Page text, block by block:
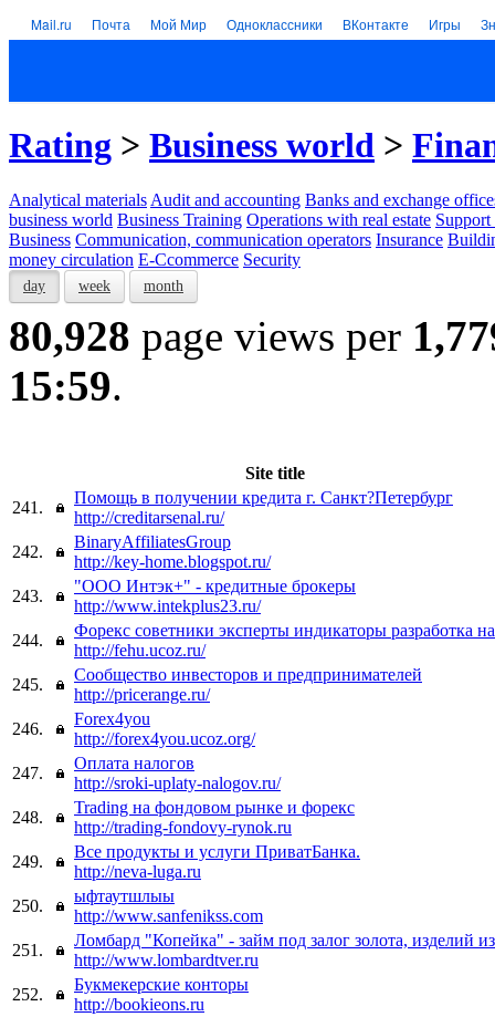
Mail.ru Почта Мой Мир Одноклассники ВКонтакте Игры
Rating > Business world >
Analytical materials Audit and accounting Banks and exchange
business world Business Training Operations with real estate Support
Business Communication, communication operators Insurance
money circulation E-Ccommerce Security
day week month
80,928 page views per
15:59.
Site title
241.
Помощь в получении кредита г. Санкт?Петербург
http://creditarsenal.ru/
242.
BinaryAffiliatesGroup
http://key-home.blogspot.ru/
243.
"ООО Интэк+" - кредитные брокеры
http://www.intekplus23.ru/
244.
Форекс советники эксперты индикаторы разработка на
http://fehu.ucoz.ru/
245.
Сообщество инвесторов и предпринимателей
http://pricerange.ru/
246.
Forex4you
http://forex4you.ucoz.org/
247.
Оплата налогов
http://sroki-uplaty-nalogov.ru/
248.
Trading на фондовом рынке и форекс
http://trading-fondovy-rynok.ru
249.
Все продукты и услуги ПриватБанка.
http://neva-luga.ru
250.
ыфтаутшлыы
http://www.sanfenikss.com
251.
Ломбард "Копейка" - займ под залог золота, изделий
http://www.lombardtver.ru
252.
Букмекерские конторы
http://bookieons.ru